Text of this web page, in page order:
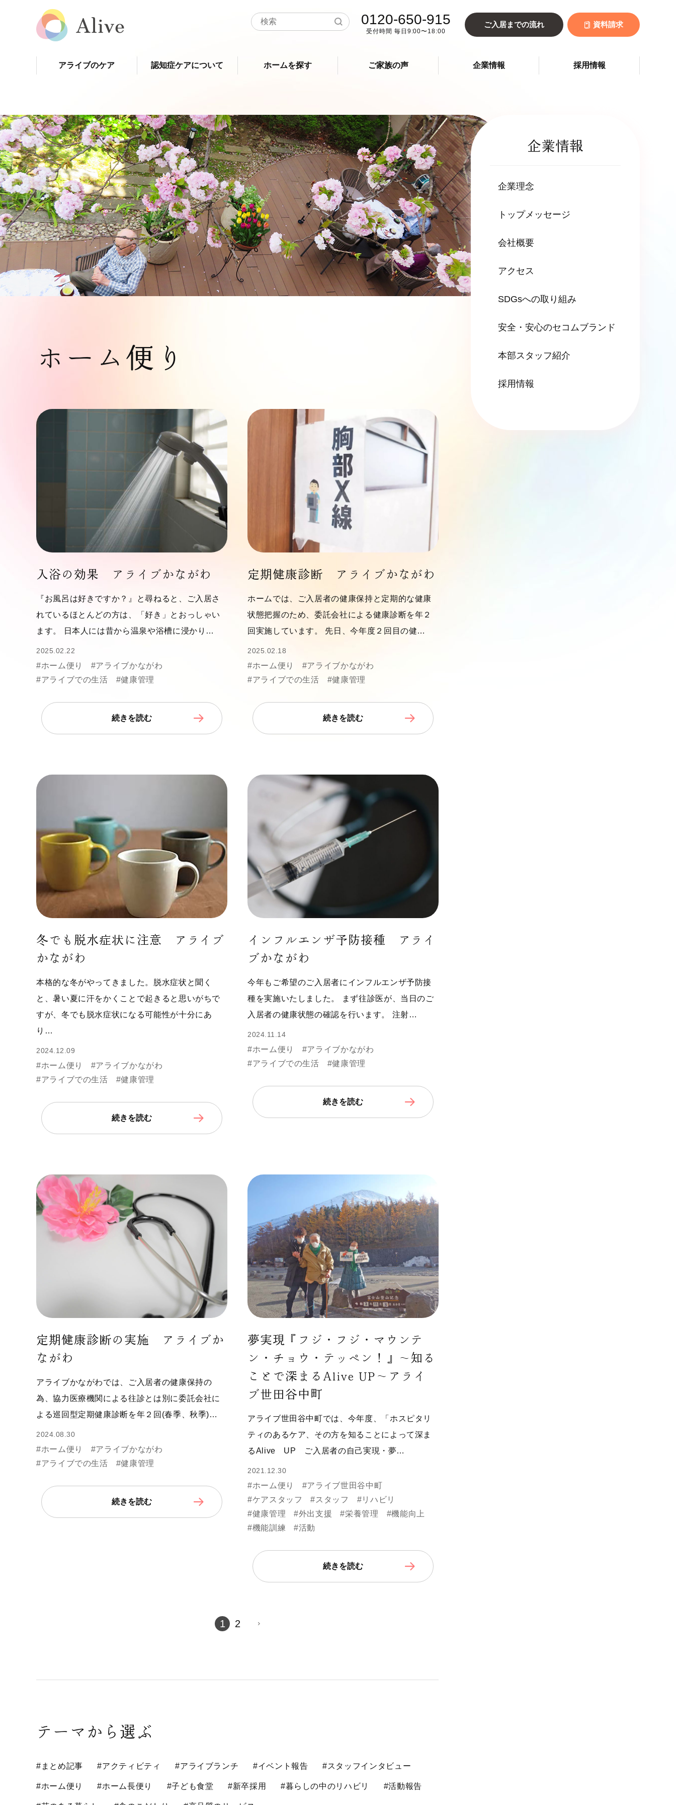
0120-650-915
受付時間 毎日9:00〜18:00
ご入居までの流れ 資料請求
アライブのケア 認知症ケアについて ホームを探す ご家族の声 企業情報 採用情報
企業情報
企業理念
トップメッセージ
会社概要
アクセス
SDGsへの取り組み
安全・安心のセコムブランド
本部スタッフ紹介
採用情報
ホーム便り
入浴の効果 アライブかながわ
『お風呂は好きですか？』と尋ねると、ご入居さ
れているほとんどの方は、「好き」とおっしゃい
ます。 日本人には昔から温泉や浴槽に浸かり…
2025.02.22
#ホーム便り
#アライブかながわ
#アライブでの生活
#健康管理
続きを読む
定期健康診断 アライブかながわ
ホームでは、ご入居者の健康保持と定期的な健康
状態把握のため、委託会社による健康診断を年２
回実施しています。 先日、今年度２回目の健…
2025.02.18
#ホーム便り
#アライブかながわ
#アライブでの生活
#健康管理
続きを読む
冬でも脱水症状に注意 アライブ
かながわ
本格的な冬がやってきました。脱水症状と聞く
と、暑い夏に汗をかくことで起きると思いがちで
すが、冬でも脱水症状になる可能性が十分にあ
り…
2024.12.09
#ホーム便り
#アライブかながわ
#アライブでの生活
#健康管理
続きを読む
インフルエンザ予防接種 アライ
ブかながわ
今年もご希望のご入居者にインフルエンザ予防接
種を実施いたしました。 まず往診医が、当日のご
入居者の健康状態の確認を行います。 注射…
2024.11.14
#ホーム便り
#アライブかながわ
#アライブでの生活
#健康管理
続きを読む
定期健康診断の実施 アライブか
ながわ
アライブかながわでは、ご入居者の健康保持の
為、協力医療機関による往診とは別に委託会社に
よる巡回型定期健康診断を年２回(春季、秋季)…
2024.08.30
#ホーム便り
#アライブかながわ
#アライブでの生活
#健康管理
続きを読む
夢実現『フジ・フジ・マウンテ
ン・チョウ・テッペン！』〜知る
ことで深まるAlive UP〜アライ
ブ世田谷中町
アライブ世田谷中町では、今年度、「ホスピタリ
ティのあるケア、その方を知ることによって深ま
るAlive UP ご入居者の自己実現・夢…
2021.12.30
#ホーム便り
#アライブ世田谷中町
#ケアスタッフ
#スタッフ
#リハビリ
#健康管理
#外出支援 #栄養管理
#機能向上
#機能訓練
#活動
続きを読む
1 2
テーマから選ぶ
#まとめ記事 #アクティビティ #アライブランチ #イベント報告 #スタッフインタビュー
#ホーム便り #ホーム長便り #子ども食堂 #新卒採用 #暮らしの中のリハビリ #活動報告